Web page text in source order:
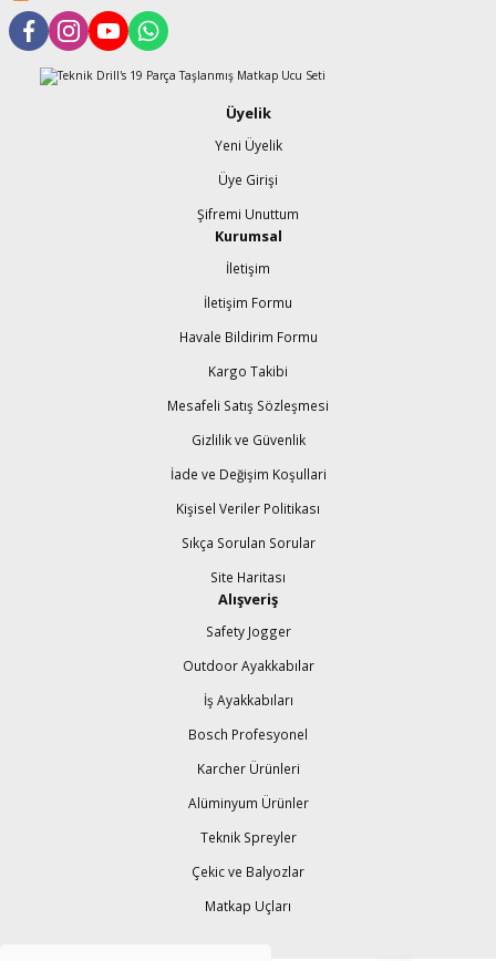
Üyelik
Yeni Üyelik
Üye Girişi
Şifremi Unuttum
Kurumsal
İletişim
İletişim Formu
Havale Bildirim Formu
Kargo Takibi
Mesafeli Satış Sözleşmesi
Gizlilik ve Güvenlik
İade ve Değişim Koşullari
Kişisel Veriler Politikası
Sıkça Sorulan Sorular
Site Haritası
Alışveriş
Safety Jogger
Outdoor Ayakkabılar
İş Ayakkabıları
Bosch Profesyonel
Karcher Ürünleri
Alüminyum Ürünler
Teknik Spreyler
Çekic ve Balyozlar
Matkap Uçları